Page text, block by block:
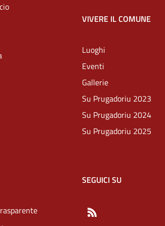
VIVERE IL COMUNE
Luoghi
Eventi
Gallerie
Su Prugadoriu 2023
Su Prugadoriu 2024
Su Prugadoriu 2025
SEGUICI SU